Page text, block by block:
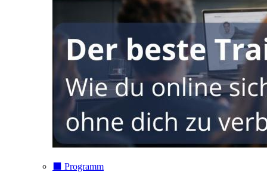
⬛️ Programm